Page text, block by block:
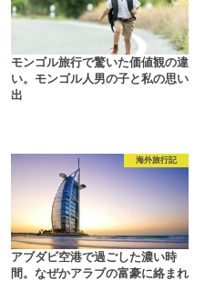
モンゴル旅行で驚いた価値観の違
い。モンゴル人男の子と私の思い
出
海外旅行記
アブダビ空港で過ごした濃い時
間。なぜかアラブの富豪に絡まれ